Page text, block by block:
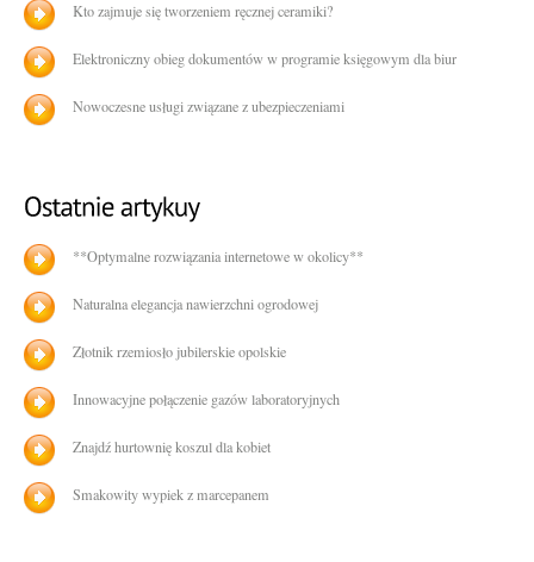
Kto zajmuje się tworzeniem ręcznej ceramiki?
Elektroniczny obieg dokumentów w programie księgowym dla biur
Nowoczesne usługi związane z ubezpieczeniami
**Optymalne rozwiązania internetowe w okolicy**
Naturalna elegancja nawierzchni ogrodowej
Złotnik rzemiosło jubilerskie opolskie
Innowacyjne połączenie gazów laboratoryjnych
Znajdź hurtownię koszul dla kobiet
Smakowity wypiek z marcepanem